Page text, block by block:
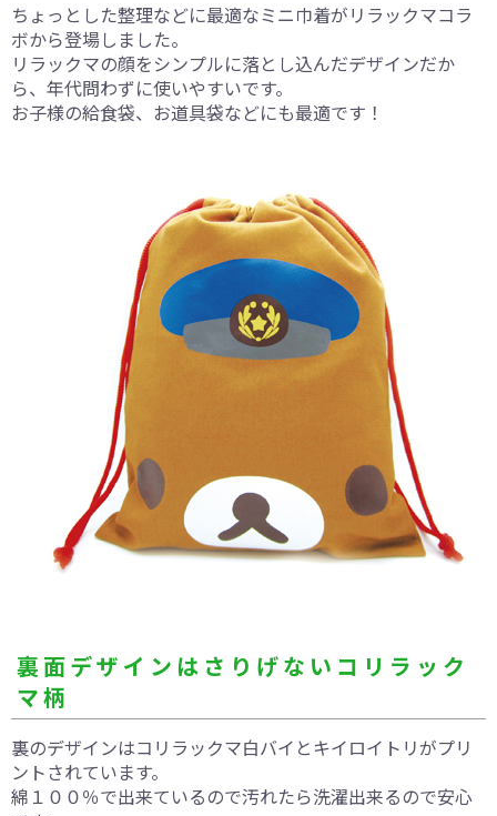
お買い物を続ける カートへ進む
ちょっとした整理などに最適なミニ巾着がリラックマコラ
ボから登場しました。
リラックマの顔をシンプルに落とし込んだデザインだか
ら、年代問わずに使いやすいです。
お子様の給食袋、お道具袋などにも最適です！
裏面デザインはさりげないコリラック
マ柄
裏のデザインはコリラックマ白バイとキイロイトリがプリ
ントされています。
綿１００％で出来ているので汚れたら洗濯出来るので安心